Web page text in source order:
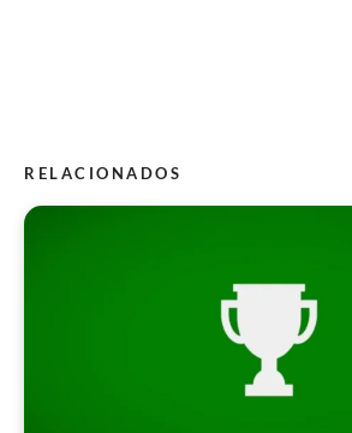
RELACIONADOS